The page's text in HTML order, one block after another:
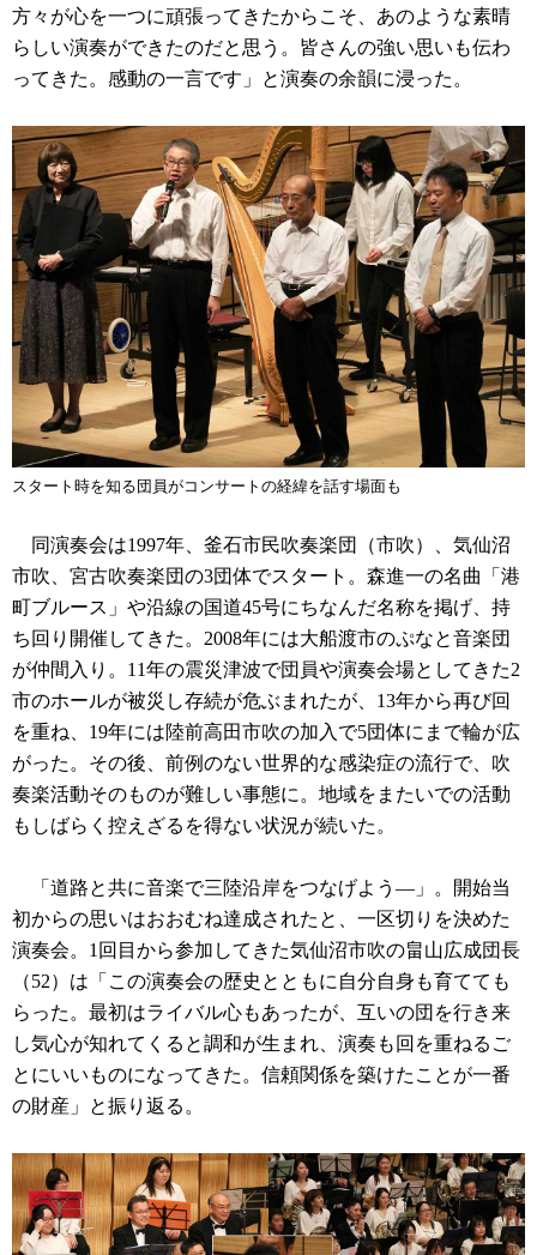
方々が心を一つに頑張ってきたからこそ、あのような素晴
らしい演奏ができたのだと思う。皆さんの強い思いも伝わ
ってきた。感動の一言です」と演奏の余韻に浸った。
スタート時を知る団員がコンサートの経緯を話す場面も
同演奏会は1997年、釜石市民吹奏楽団（市吹）、気仙沼
市吹、宮古吹奏楽団の3団体でスタート。森進一の名曲「港
町ブルース」や沿線の国道45号にちなんだ名称を掲げ、持
ち回り開催してきた。2008年には大船渡市のぷなと音楽団
が仲間入り。11年の震災津波で団員や演奏会場としてきた2
市のホールが被災し存続が危ぶまれたが、13年から再び回
を重ね、19年には陸前高田市吹の加入で5団体にまで輪が広
がった。その後、前例のない世界的な感染症の流行で、吹
奏楽活動そのものが難しい事態に。地域をまたいでの活動
もしばらく控えざるを得ない状況が続いた。
「道路と共に音楽で三陸沿岸をつなげよう―」。開始当
初からの思いはおおむね達成されたと、一区切りを決めた
演奏会。1回目から参加してきた気仙沼市吹の畠山広成団長
（52）は「この演奏会の歴史とともに自分自身も育てても
らった。最初はライバル心もあったが、互いの団を行き来
し気心が知れてくると調和が生まれ、演奏も回を重ねるご
とにいいものになってきた。信頼関係を築けたことが一番
の財産」と振り返る。